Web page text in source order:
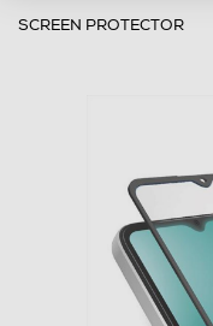
SCREEN PROTECTOR